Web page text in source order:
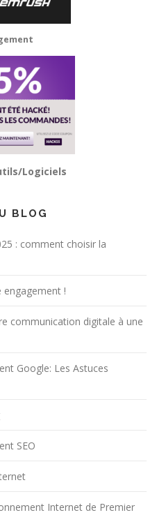
Logiciels
BLOG
: comment choisir la
!
communication digitale à une
Google: Les Astuces
SEO
Internet de Premier